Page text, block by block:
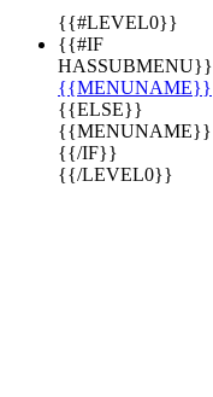
{{#LEVEL0}}
{{#IF
HASSUBMENU}}
{{MENUNAME}}
{{ELSE}}
{{MENUNAME}}
{{/IF}}
{{/LEVEL0}}